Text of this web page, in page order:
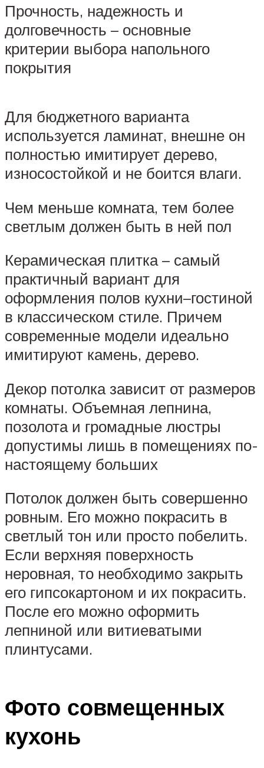
Прочность, надежность и
долговечность – основные
критерии выбора напольного
покрытия
Для бюджетного варианта
используется ламинат, внешне он
полностью имитирует дерево,
износостойкой и не боится влаги.
Чем меньше комната, тем более
светлым должен быть в ней пол
Керамическая плитка – самый
практичный вариант для
оформления полов кухни–гостиной
в классическом стиле. Причем
современные модели идеально
имитируют камень, дерево.
Декор потолка зависит от размеров
комнаты. Объемная лепнина,
позолота и громадные люстры
допустимы лишь в помещениях по-
настоящему больших
Потолок должен быть совершенно
ровным. Его можно покрасить в
светлый тон или просто побелить.
Если верхняя поверхность
неровная, то необходимо закрыть
его гипсокартоном и их покрасить.
После его можно оформить
лепниной или витиеватыми
плинтусами.
Фото совмещенных
кухонь